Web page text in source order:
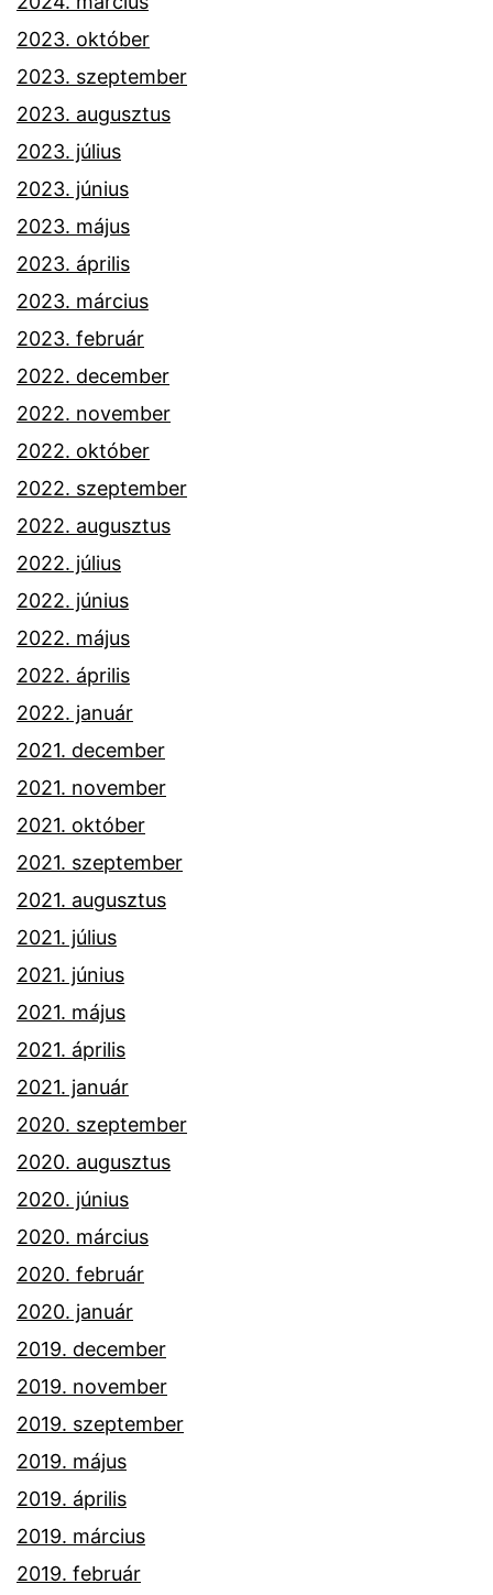
2023. október
2023. szeptember
2023. augusztus
2023. július
2023. június
2023. május
2023. április
2023. március
2023. február
2022. december
2022. november
2022. október
2022. szeptember
2022. augusztus
2022. július
2022. június
2022. május
2022. április
2022. január
2021. december
2021. november
2021. október
2021. szeptember
2021. augusztus
2021. július
2021. június
2021. május
2021. április
2021. január
2020. szeptember
2020. augusztus
2020. június
2020. március
2020. február
2020. január
2019. december
2019. november
2019. szeptember
2019. május
2019. április
2019. március
2019. február